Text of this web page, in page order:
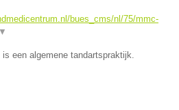
bues_cms/nl/75/mmc-
▼
een algemene tandartspraktijk.